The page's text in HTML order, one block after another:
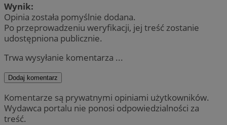
Wynik:
Opinia została pomyślnie dodana.
Po przeprowadzeniu weryfikacji, jej treść zostanie
udostępniona publicznie.
Trwa wysyłanie komentarza ...
Dodaj komentarz
Komentarze są prywatnymi opiniami użytkowników.
Wydawca portalu nie ponosi odpowiedzialności za
treść.